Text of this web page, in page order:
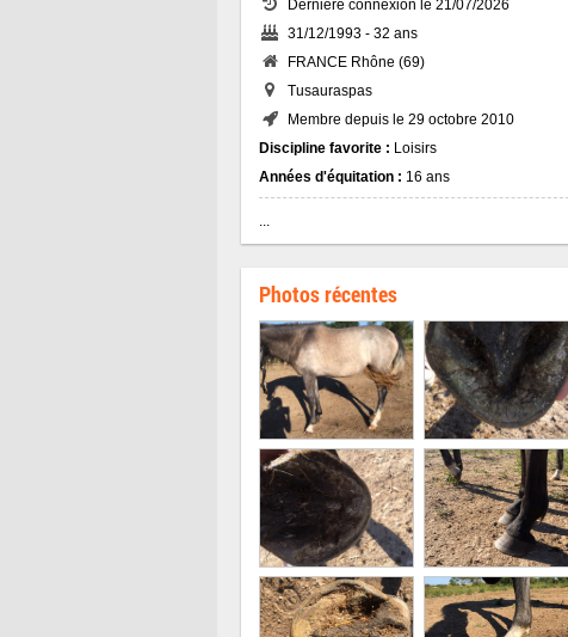
Dernière connexion le 21/07/2026
31/12/1993 - 32 ans
FRANCE Rhône (69)
Tusauraspas
Membre depuis le 29 octobre 2010
Discipline favorite : Loisirs
Années d'équitation : 16 ans
...
Photos récentes